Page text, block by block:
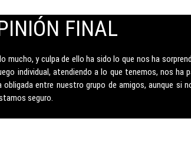
FINAL
mucho, y culpa de ello ha sido lo que nos ha
individual, atendiendo a lo que tenemos, nos ha
entre nuestro grupo de amigos, aunque si
seguro.